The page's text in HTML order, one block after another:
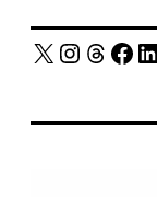
X Instagram Threads Facebook LinkedIn